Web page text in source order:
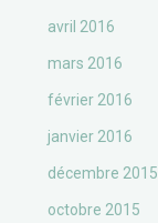
avril 2016
mars 2016
février 2016
janvier 2016
décembre 2015
octobre 2015